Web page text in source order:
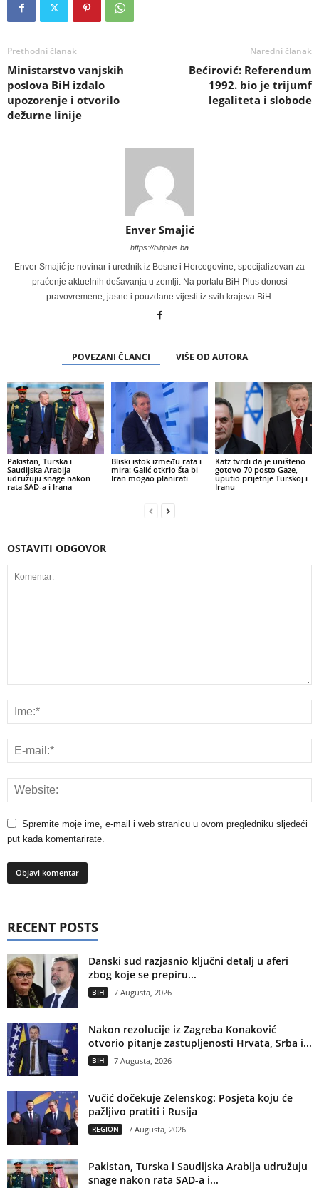
Prethodni članak
Ministarstvo vanjskih
poslova BiH izdalo
upozorenje i otvorilo
dežurne linije
Naredni članak
Bećirović: Referendum
1992. bio je trijumf
legaliteta i slobode
Enver Smajić
https://bihplus.ba
Enver Smajić je novinar i urednik iz Bosne i Hercegovine, specijalizovan za
praćenje aktuelnih dešavanja u zemlji. Na portalu BiH Plus donosi
pravovremene, jasne i pouzdane vijesti iz svih krajeva BiH.
POVEZANI ČLANCI VIŠE OD AUTORA
Pakistan, Turska i
Saudijska Arabija
udružuju snage nakon
rata SAD-a i Irana
Bliski istok između rata i
mira: Galić otkrio šta bi
Iran mogao planirati
Katz tvrdi da je uništeno
gotovo 70 posto Gaze,
uputio prijetnje Turskoj i
Iranu
OSTAVITI ODGOVOR
Spremite moje ime, e-mail i web stranicu u ovom pregledniku sljedeći
put kada komentarirate.
RECENT POSTS
Danski sud razjasnio ključni detalj u aferi
zbog koje se prepiru...
BIH 7 Augusta, 2026
Nakon rezolucije iz Zagreba Konaković
otvorio pitanje zastupljenosti Hrvata, Srba i...
BIH 7 Augusta, 2026
Vučić dočekuje Zelenskog: Posjeta koju će
pažljivo pratiti i Rusija
REGION 7 Augusta, 2026
Pakistan, Turska i Saudijska Arabija udružuju
snage nakon rata SAD-a i...